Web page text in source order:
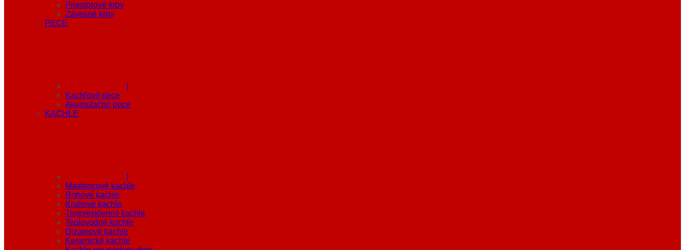
Priestorové krby
Závesné krby
PECE
Kachľové pece
Akumulačné pece
KACHLE
Mastencové kachle
Rohové kachle
Kruhové kachle
Trojpresklenné kachle
Teplovodné kachle
Dizajnové kachle
Keramické kachle